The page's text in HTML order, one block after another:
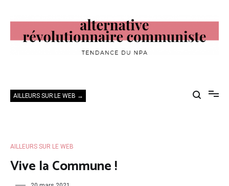
contenu
AILLEURS SUR LE WEB →
AILLEURS SUR LE WEB
Vive la Commune !